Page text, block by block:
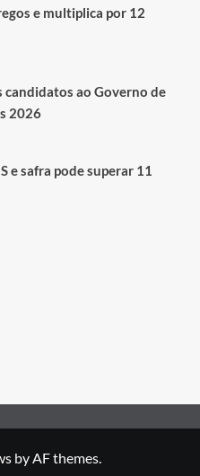
e multiplica por 12
candidatos ao Governo de
2026
e safra pode superar 11
by AF themes.